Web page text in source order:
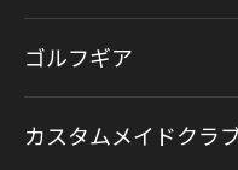
ゴルフギア
カスタムメイドクラ